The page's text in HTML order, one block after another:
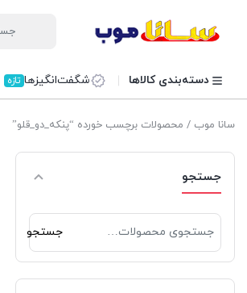
دسته‌بندی کالاها شگفت‌انگیزها تازه
سانا موب / محصولات برچسب خورده “پنکه_دو_قلو”
جستجو
برای:
جستجو